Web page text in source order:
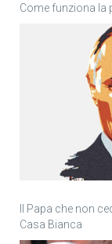
Come funziona la
Il Papa che non
Casa Bianca